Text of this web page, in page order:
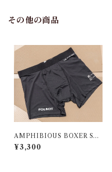
その他の商品
AMPHIBIOUS BOXER SH
ORTS (2枚SET)
¥3,300